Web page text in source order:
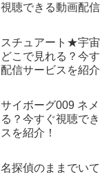
視聴できる動画配
スチュアート★宇
どこで見れる？今
配信サービスを紹介
サイボーグ009 ネ
る？今すぐ視聴で
スを紹介！
名探偵のままでい